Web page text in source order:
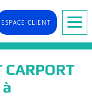
ESPACE CLIENT
CARPORT